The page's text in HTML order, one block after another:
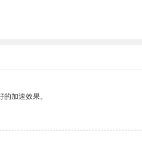
加速效果。